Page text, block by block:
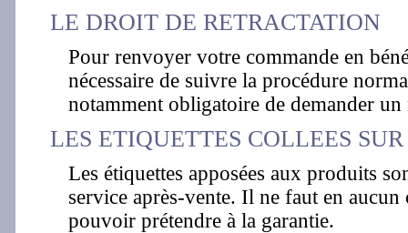
LE DROIT DE RETRACTATION
Pour renvoyer votre commande en
nécessaire de suivre la procédure
notamment obligatoire de demander
LES ETIQUETTES COLLEES
Les étiquettes apposées aux produits
service après-vente. Il ne faut en aucun
pouvoir prétendre à la garantie.